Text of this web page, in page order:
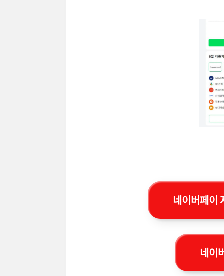
네이버페이
네이